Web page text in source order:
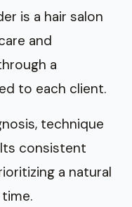
is a hair salon
and
a
to each client.
technique
consistent
a natural